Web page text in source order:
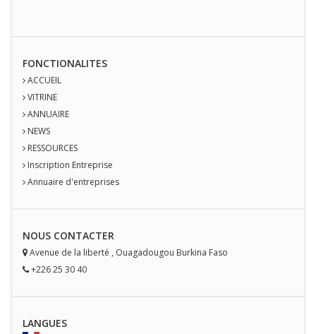
FONCTIONALITES
ACCUEIL
VITRINE
ANNUAIRE
NEWS
RESSOURCES
Inscription Entreprise
Annuaire d'entreprises
NOUS CONTACTER
Avenue de la liberté , Ouagadougou Burkina Faso
+226 25 30 40
LANGUES